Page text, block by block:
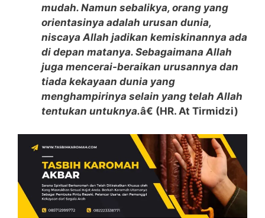
mudah. Namun sebalikya, orang yang
orientasinya adalah urusan dunia,
niscaya Allah jadikan kemiskinannya ada
di depan matanya. Sebagaimana Allah
juga mencerai-beraikan urusannya dan
tiada kekayaan dunia yang
menghampirinya selain yang telah Allah
tentukan untuknya.â€ (HR. At Tirmidzi)